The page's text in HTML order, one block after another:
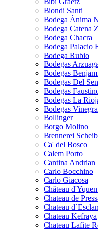
Bibi Graetz
Biondi Santi
Bodega Ànima
Bodega Catena
Bodega Chacra
Bodega Palacio
Bodega Rubio
Bodegas Arzuaga
Bodegas
Bodegas Del
Bodegas
Bodegas La
Bodegas Vinegra
Bollinger
Borgo Molino
Brennerei
Ca' del Bosco
Calem Porto
Cantina Andrian
Carlo Bocchino
Carlo Giacosa
Château
Chateau de
Chateau
Chateau Kefraya
Chateau Lafite